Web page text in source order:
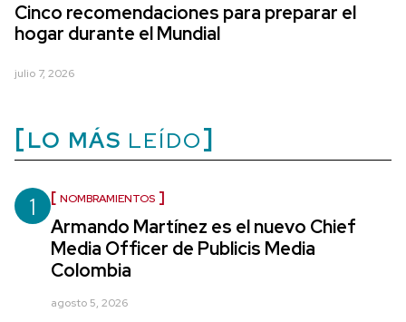
Cinco recomendaciones para preparar el
hogar durante el Mundial
julio 7, 2026
LO MÁS LEÍDO
1 NOMBRAMIENTOS
Armando Martínez es el nuevo Chief
Media Officer de Publicis Media
Colombia
agosto 5, 2026